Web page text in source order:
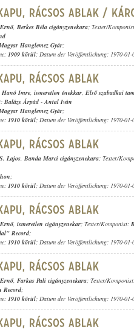
, Berkes Béla cigányzenekara; Texter/
Hanglemez Gyár;
1909 körül; Datum der Veröffentlichung: 1970-01-
Hanó Imre, ismeretlen énekkar, Első szabadkai
Balázs Árpád -Antal Iván
Hanglemez Gyár;
1910 körül; Datum der Veröffentlichung: 1970-01-
Lajos, Banda Marci cigányzenekara; Texter/
;
1910 körül; Datum der Veröffentlichung: 1970-01-
, ismeretlen cigányzenekar; Texter/Komponist:
Record;
1910 körül; Datum der Veröffentlichung: 1970-01-
, Farkas Pali cigányzenekara; Texter/
Record;
1910 körül; Datum der Veröffentlichung: 1970-01-